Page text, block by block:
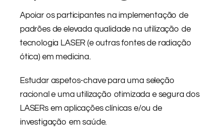
Apoiar os participantes na implementação de
padrões de elevada qualidade na utilização de
tecnologia LASER (e outras fontes de radiação
ótica) em medicina.
Estudar aspetos-chave para uma seleção
racional e uma utilização otimizada e segura dos
LASERs em aplicações clínicas e/ou de
investigação em saúde.